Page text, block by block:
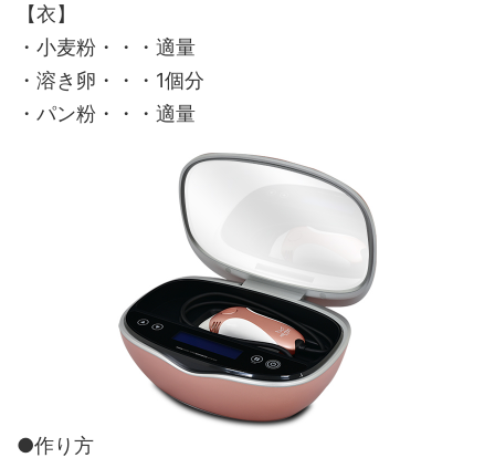
【衣】
・小麦粉・・・適量
・溶き卵・・・1個分
・パン粉・・・適量
●作り方